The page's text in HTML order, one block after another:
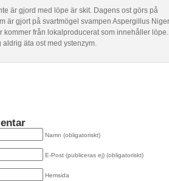
är gjord med löpe är skit. Dagens ost görs på
är gjort på svartmögel svampen Aspergillus
kommer från lokalproducerat som innehåller löpe.
äta ost med ystenzym.
Namn (obligatoriskt)
E-Post (publiceras ej) (obligatoriskt)
Hemsida